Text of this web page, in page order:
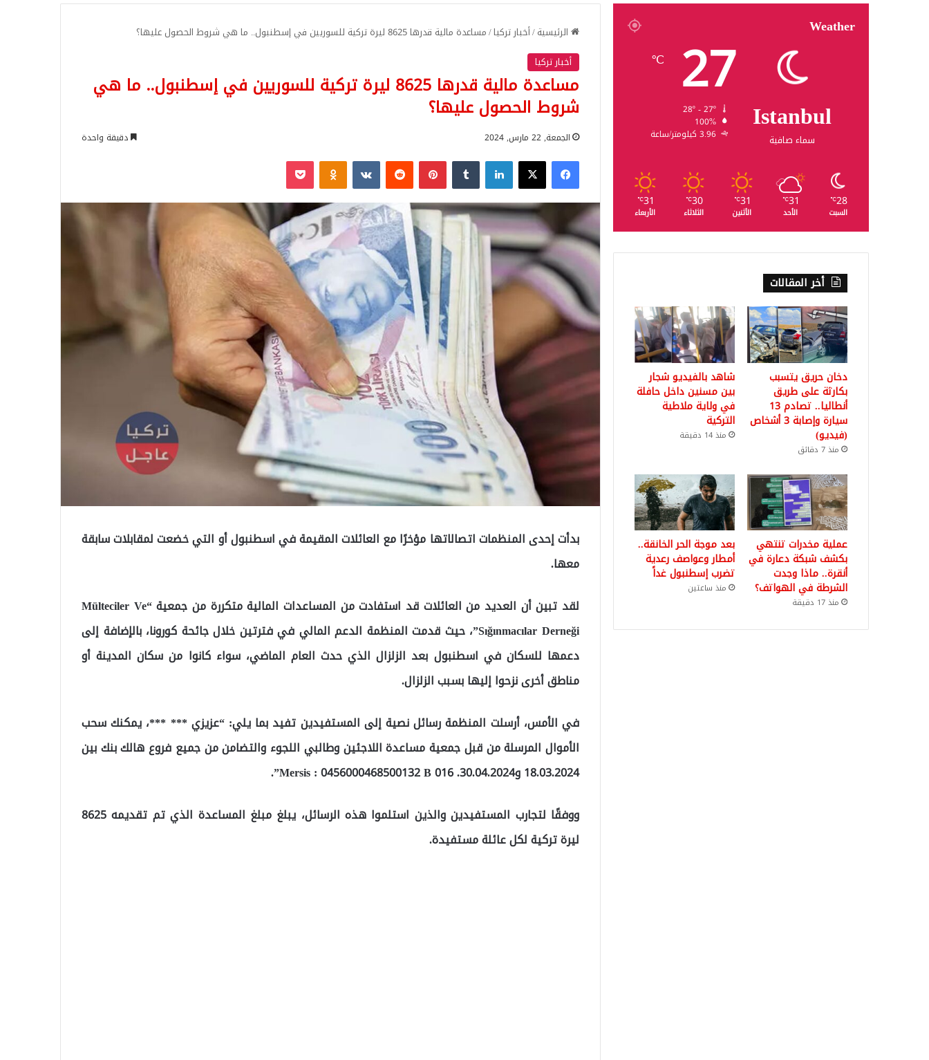
الرئيسية/أخبار تركيا/مساعدة مالية قدرها 8625 ليرة تركية للسوريين في إسطنبول.. ما هي شروط الحصول عليها؟
أخبار تركيا
مساعدة مالية قدرها 8625 ليرة تركية للسوريين في إسطنبول.. ما هي
شروط الحصول عليها؟
الجمعة, 22 مارس, 2024 دقيقة واحدة
فيسبوك‫X لينكدإن بينتيريست Odnoklassniki
‫Pocket
بدأت إحدى المنظمات اتصالاتها مؤخرًا مع العائلات المقيمة في اسطنبول أو التي خضعت لمقابلات سابقة
معها.
لقد تبين أن العديد من العائلات قد استفادت من المساعدات المالية متكررة من جمعية “Mülteciler Ve
Sığınmacılar Derneği”، حيث قدمت المنظمة الدعم المالي في فترتين خلال جائحة كورونا، بالإضافة إلى
دعمها للسكان في اسطنبول بعد الزلزال الذي حدث العام الماضي، سواء كانوا من سكان المدينة أو
مناطق أخرى نزحوا إليها بسبب الزلزال.
في الأمس، أرسلت المنظمة رسائل نصية إلى المستفيدين تفيد بما يلي: “عزيزي *** ***، يمكنك سحب
الأموال المرسلة من قبل جمعية مساعدة اللاجئين وطالبي اللجوء والتضامن من جميع فروع هالك بنك بين
18.03.2024 و30.04.2024. Mersis : 0456000468500132 B 016”.
ووفقًا لتجارب المستفيدين والذين استلموا هذه الرسائل، يبلغ مبلغ المساعدة الذي تم تقديمه 8625
ليرة تركية لكل عائلة مستفيدة.
Weather
Istanbul
سماء صافية
27
℃
100%
3.96 كيلومتر/ساعة
28
℃
السبت
31
℃
الأحد
31
℃
الأثنين
30
℃
الثلاثاء
31
℃
الأربعاء
أخر المقالات
دخان حريق يتسبب
بكارثة على طريق
أنطاليا.. تصادم 13
سيارة وإصابة 3 أشخاص
(فيديو)
منذ 7 دقائق
شاهد بالفيديو شجار
بين مسنين داخل حافلة
في ولاية ملاطية
التركية
منذ 14 دقيقة
عملية مخدرات تنتهي
بكشف شبكة دعارة في
أنقرة.. ماذا وجدت
الشرطة في الهواتف؟
منذ 17 دقيقة
بعد موجة الحر الخانقة..
أمطار وعواصف رعدية
تضرب إسطنبول غداً
منذ ساعتين